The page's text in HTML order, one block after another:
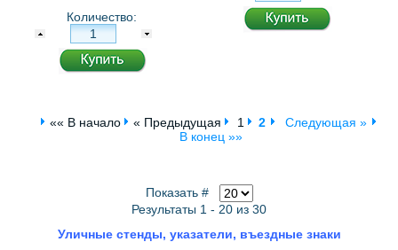
Количество:
«« В начало « Предыдущая 1 2
Следующая »
В конец »»
Показать #
Результаты 1 - 20 из 30
Уличные стенды, указатели, въездные знаки